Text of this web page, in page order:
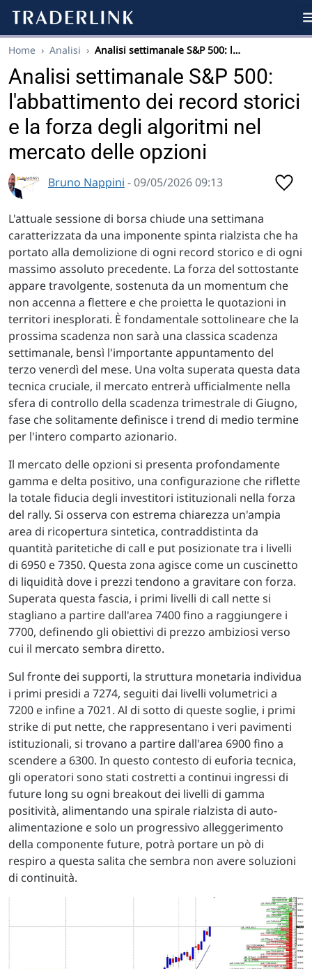
Home › Analisi › Analisi settimanale S&P 500: l…
Analisi settimanale S&P 500:
l'abbattimento dei record storici
e la forza degli algoritmi nel
mercato delle opzioni
Bruno Nappini - 09/05/2026 09:13
L'attuale sessione di borsa chiude una settimana
caratterizzata da una imponente spinta rialzista che ha
portato alla demolizione di ogni record storico e di ogni
massimo assoluto precedente. La forza del sottostante
appare travolgente, sostenuta da un momentum che
non accenna a flettere e che proietta le quotazioni in
territori inesplorati. È fondamentale sottolineare che la
prossima scadenza non sarà una classica scadenza
settimanale, bensì l'importante appuntamento del
terzo venerdì del mese. Una volta superata questa data
tecnica cruciale, il mercato entrerà ufficialmente nella
sfera di controllo della scadenza trimestrale di Giugno,
fase che solitamente definisce i trend di medio termine
per l'intero comparto azionario.
Il mercato delle opzioni si presenta profondamente
gamma e delta positivo, una configurazione che riflette
la totale fiducia degli investitori istituzionali nella forza
del rally. Si osserva con estrema chiarezza un'ampia
area di ricopertura sintetica, contraddistinta da
quantità paritetiche di call e put posizionate tra i livelli
di 6950 e 7350. Questa zona agisce come un cuscinetto
di liquidità dove i prezzi tendono a gravitare con forza.
Superata questa fascia, i primi livelli di call nette si
stagliano a partire dall'area 7400 fino a raggiungere i
7700, definendo gli obiettivi di prezzo ambiziosi verso
cui il mercato sembra diretto.
Sul fronte dei supporti, la struttura monetaria individua
i primi presidi a 7274, seguiti dai livelli volumetrici a
7200 e infine a 7021. Al di sotto di queste soglie, i primi
strike di put nette, che rappresentano i veri pavimenti
istituzionali, si trovano a partire dall'area 6900 fino a
scendere a 6300. In questo contesto di euforia tecnica,
gli operatori sono stati costretti a continui ingressi di
future long su ogni breakout dei livelli di gamma
positività, alimentando una spirale rialzista di auto-
alimentazione e solo un progressivo alleggerimento
della componente future, potrà portare un pò di
respiro a questa salita che sembra non avere soluzioni
di continuità.